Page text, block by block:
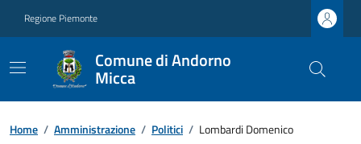
Regione Piemonte
Comune di Andorno
Micca
Home / Amministrazione / Politici / Lombardi Domenico